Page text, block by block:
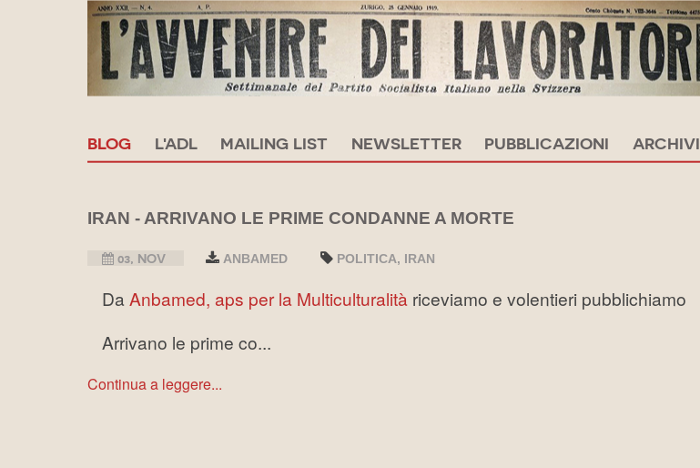
BLOG L'ADL MAILING LIST NEWSLETTER PUBBLICAZIONI ARCHIVI
IRAN - ARRIVANO LE PRIME CONDANNE A MORTE
03, NOV ANBAMED POLITICA IRAN
Da Anbamed, aps per la Multiculturalità riceviamo e volentieri pubblichiamo
Arrivano le prime co...
Continua a leggere...